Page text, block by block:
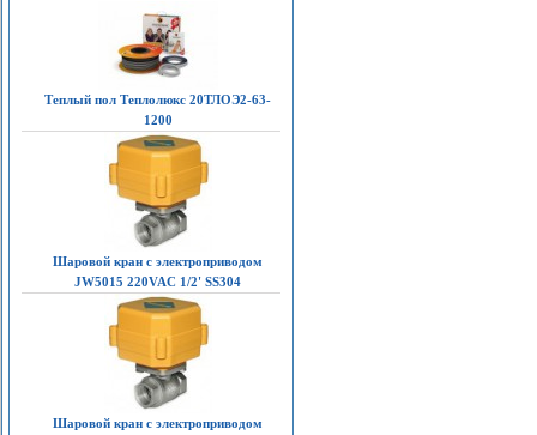
Теплый пол Теплолюкс 20ТЛОЭ2-63-
1200
Шаровой кран с электроприводом
JW5015 220VAC 1/2' SS304
Шаровой кран с электроприводом